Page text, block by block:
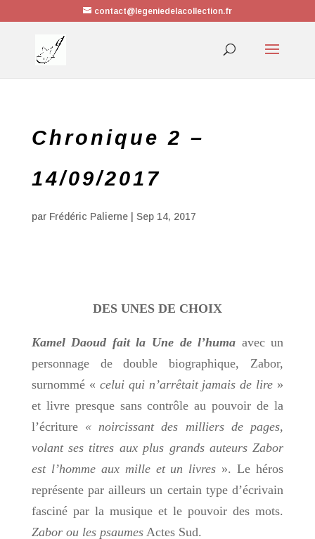
contact@legeniedelacollection.fr
Chronique 2 –
14/09/2017
par Frédéric Palierne| Sep 14, 2017
DES UNES DE CHOIX
Kamel Daoud fait la Une de l’huma avec un
personnage de double biographique, Zabor,
surnommé « celui qui n’arrêtait jamais de lire »
et livre presque sans contrôle au pouvoir de la
l’écriture « noircissant des milliers de pages,
volant ses titres aux plus grands auteurs Zabor
est l’homme aux mille et un livres ». Le héros
représente par ailleurs un certain type d’écrivain
fasciné par la musique et le pouvoir des mots.
Zabor ou les psaumesActes Sud.